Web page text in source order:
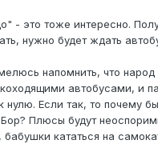
- это тоже интересно.
нужно будет ждать
напомнить, что народ
автобусами, и
нулю. Если так, то почему
Плюсы будут
кататься на